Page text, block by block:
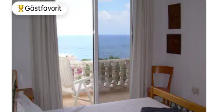
Populär gästfavorit
Gästfavorit